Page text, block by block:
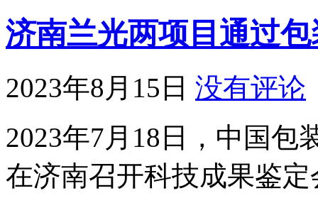
济南兰光两项目通过
2023年8月15日 没有评论
2023年7月18日，中国包
在济南召开科技成果鉴